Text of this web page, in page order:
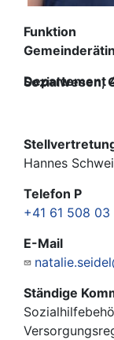
Funktion
Gemeinderätin
Departement
Sozialwesen,
Hannes
Telefon P
+41 61 508 03
E-Mail
Ständige